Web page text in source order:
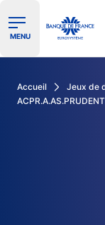
Ouvrir le menu
MENU
Accueil Jeux de